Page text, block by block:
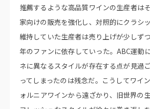
推薦するような高品質ワインの生産者は
家向けの販売を強化し、対照的にクラシ
維持していた生産者は売り上げが少しず
年のファンに依存していった。ABC運動
ネに異なるスタイルが存在する点が見過
ってしまったのは残念だ。こうしてワイ
ォルニアワインから遠ざかり、旧世界の